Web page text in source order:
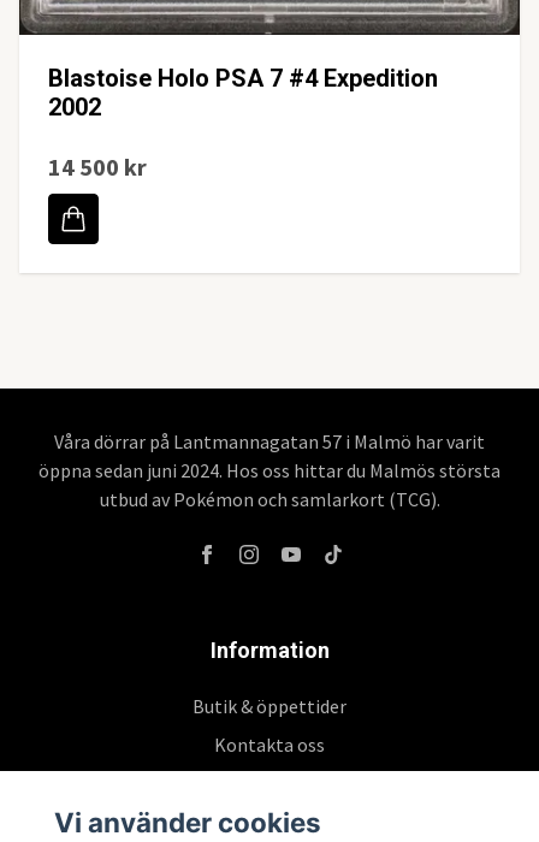
Blastoise Holo PSA 7 #4 Expedition
2002
14 500 kr
Våra dörrar på Lantmannagatan 57 i Malmö har varit
öppna sedan juni 2024. Hos oss hittar du Malmös största
utbud av Pokémon och samlarkort (TCG).
Information
Butik & öppettider
Kontakta oss
Vi använder cookies